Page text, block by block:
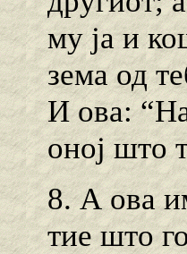
му ја и
зема од
И ова:
оној што
8. А ова
тие што